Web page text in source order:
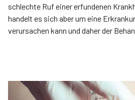
schlechte Ruf einer erfundenen
handelt es sich aber um eine
verursachen kann und daher der